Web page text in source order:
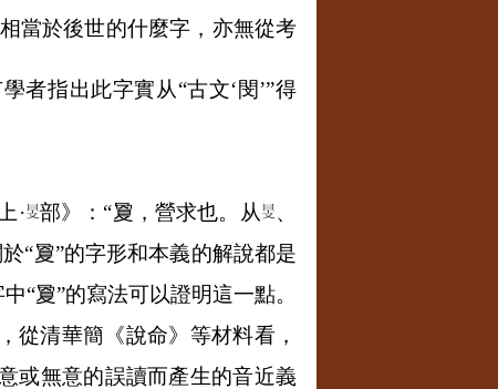
當於後世的什麼字，亦無從考
者指出此字實从“古文‘閔’”得
·
部》：“夐，營求也。从
、
“夐”的字形和本義的解說都是
“夐”的寫法可以證明這一點。
從清華簡《說命》等材料看，
或無意的誤讀而產生的音近義